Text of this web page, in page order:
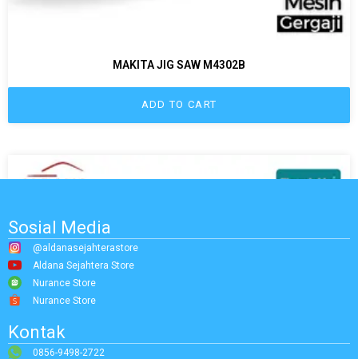
MAKITA JIG SAW M4302B
ADD TO CART
Sosial Media
@aldanasejahterastore
Aldana Sejahtera Store
Nurance Store
Nurance Store
Kontak
0856-9498-2722